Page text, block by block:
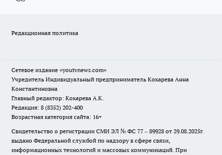
Редакционная политика
Сетевое издание «youtvnews.com»
Учредитель Индивидуальный предприниматель Кокарева Анна
Константиновна
Главный редактор: Кокарева А.К.
Редакция: 8 (8352) 202-400
Возрастная категория сайта: 16+
Свидетельство о регистрации СМИ ЭЛ № ФС 77 – 89928 от 29.08.2025г.
выдано Федеральной службой по надзору в сфере связи,
информационных технологий и массовых коммуникаций. При